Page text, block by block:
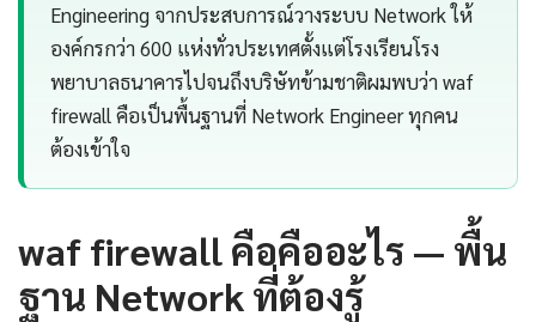
Engineering จากประสบการณ์วางระบบ Network ให้
องค์กรกว่า 600 แห่งทั่วประเทศตั้งแต่โรงเรียนโรง
พยาบาลธนาคารไปจนถึงบริษัทข้ามชาติผมพบว่า waf
firewall คือเป็นพื้นฐานที่ Network Engineer ทุกคน
ต้องเข้าใจ
waf firewall คือคืออะไร — พื้น
ฐาน Network ที่ต้องรู้